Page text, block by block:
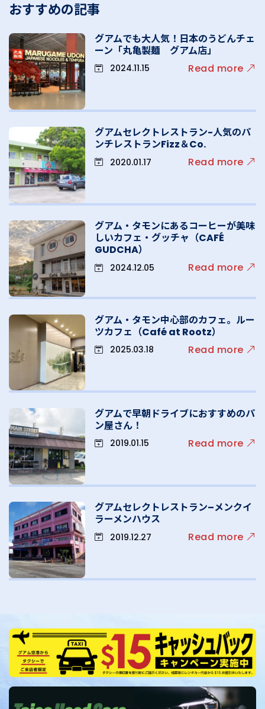
おすすめの記事
グアムでも大人気！日本のうどんチェ
ーン「丸亀製麺 グアム店」
2024.11.15 Read more
グアムセレクトレストラン-人気のパ
ンチレストランFizz＆Co.
2020.01.17 Read more
グアム・タモンにあるコーヒーが美味
しいカフェ・グッチャ（CAFÉ
GUDCHA）
2024.12.05 Read more
グアム・タモン中心部のカフェ。ルー
ツカフェ（Café at Rootz）
2025.03.18 Read more
グアムで早朝ドライブにおすすめのパ
ン屋さん！
2019.01.15 Read more
グアムセレクトレストラン–メンクイ
ラーメンハウス
2019.12.27 Read more